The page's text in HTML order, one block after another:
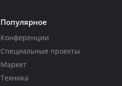
Популярное
Конференции
Специальные проекты
Маркет
Техника